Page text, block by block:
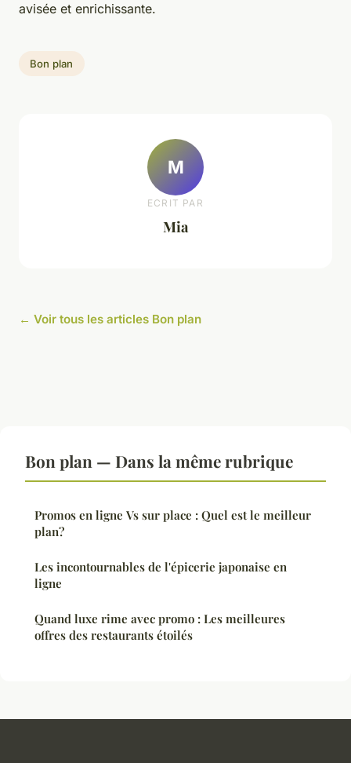
avisée et enrichissante.
Bon plan
M
ECRIT PAR
Mia
← Voir tous les articles Bon plan
Bon plan — Dans la même rubrique
Promos en ligne Vs sur place : Quel est le meilleur
plan?
Les incontournables de l'épicerie japonaise en
ligne
Quand luxe rime avec promo : Les meilleures
offres des restaurants étoilés